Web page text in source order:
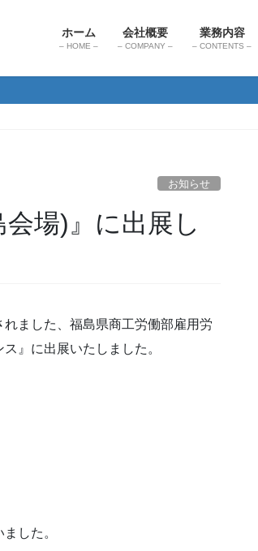
ホーム
– HOME –
会社概要
– COMPANY –
業務内容
– CONTENTS –
お知らせ
場)』に出展し
ました、福島県商工労働部雇用労
』に出展いたしました。
した。